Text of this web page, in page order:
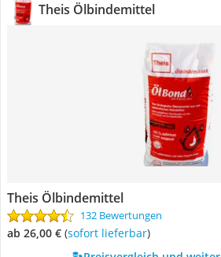
Theis Ölbindemittel
Theis Ölbindemittel
132 Bewertungen
ab 26,00 € ( Sofort lieferbar)